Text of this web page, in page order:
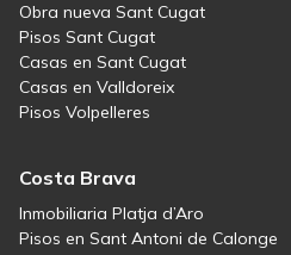
Obra nueva Sant Cugat
Pisos Sant Cugat
Casas en Sant Cugat
Casas en Valldoreix
Pisos Volpelleres
Costa Brava
Inmobiliaria Platja d’Aro
Pisos en Sant Antoni de Calonge